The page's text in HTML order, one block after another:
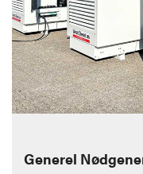
Generel